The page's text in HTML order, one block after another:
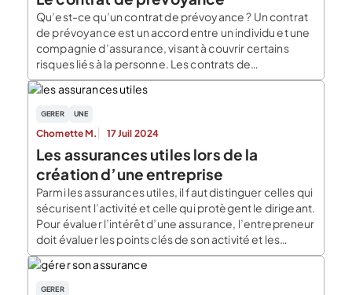
Qu’est-ce qu’un contrat de prévoyance ? Un contrat
de prévoyance est un accord entre un individu et une
compagnie d’assurance, visant à couvrir certains
risques liés à la personne. Les contrats de
prévoyance couvrent des risques tels que le décès,
l’incapacité de travail, la dépendance, ou encore la
maladie. Ils peuvent également couvrir d’autres
événements imprévus […]
GERER UNE
Chomette M. 17 Juil 2024
Les assurances utiles lors de la
création d’une entreprise
Parmi les assurances utiles, il faut distinguer celles qui
sécurisent l’activité et celle qui protègent le dirigeant.
Pour évaluer l’intérêt d’une assurance, l’entrepreneur
doit évaluer les points clés de son activité et les
fragilités ou incidents qui seraient les plus
préjudiciables en cas de d’accident : dégradation des
stocks, produit défaillant, … Il doit aussi […]
GERER